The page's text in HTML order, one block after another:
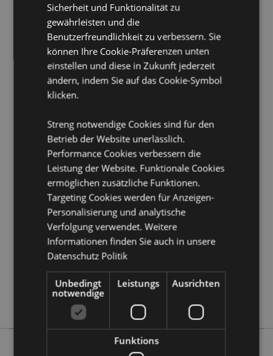
Material:Zink, Imitation von Rhodium
CE gekennzeichnet:Ja
Nicht geeignet für:0 - 3 Jahren
EN71:
Produkttressourcen:
Möchten Sie mehr über den Einkauf bei Puckator
erfahren? Dann lesen Sie unseren
Kundeninformationen.
Produktattribute
Information
Höhe 1 - 1.5cm Durchmesser 1.5cm
5055071701801
1800
0.006000
Keine
Keine
Sicherheit und Funktionalität zu
gewährleisten und die
Benutzerfreundlichkeit zu verbessern. Sie
können Ihre Cookie-Präferenzen unten
einstellen und diese in Zukunft jederzeit
ändern, indem Sie auf das Cookie-Symbol
klicken.
Streng notwendige Cookies sind für den
Betrieb der Website unerlässlich.
Performance Cookies verbessern die
Leistung der Website. Funktionale Cookies
ermöglichen zusätzliche Funktionen.
Targeting Cookies werden für Anzeigen-
Personalisierung und analytische
Verfolgung verwendet. Weitere
Informationen finden Sie auch in unsere
Datenschutz Politik
Unbedingt
notwendige
Leistungs Ausrichten
Funktions